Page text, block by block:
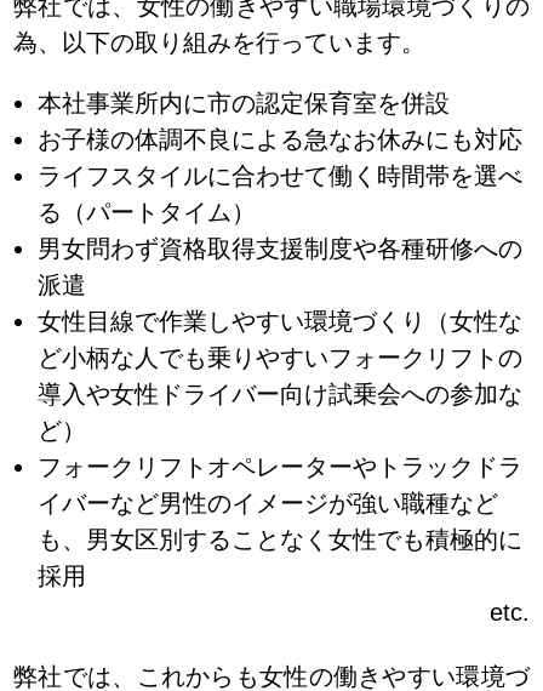
弊社では、女性の働きやすい職場環境づくりの
為、以下の取り組みを行っています。
本社事業所内に市の認定保育室を併設
お子様の体調不良による急なお休みにも対応
ライフスタイルに合わせて働く時間帯を選べ
る（パートタイム）
男女問わず資格取得支援制度や各種研修への
派遣
女性目線で作業しやすい環境づくり（女性な
ど小柄な人でも乗りやすいフォークリフトの
導入や女性ドライバー向け試乗会への参加な
ど）
フォークリフトオペレーターやトラックドラ
イバーなど男性のイメージが強い職種など
も、男女区別することなく女性でも積極的に
採用
etc.
弊社では、これからも女性の働きやすい環境づ